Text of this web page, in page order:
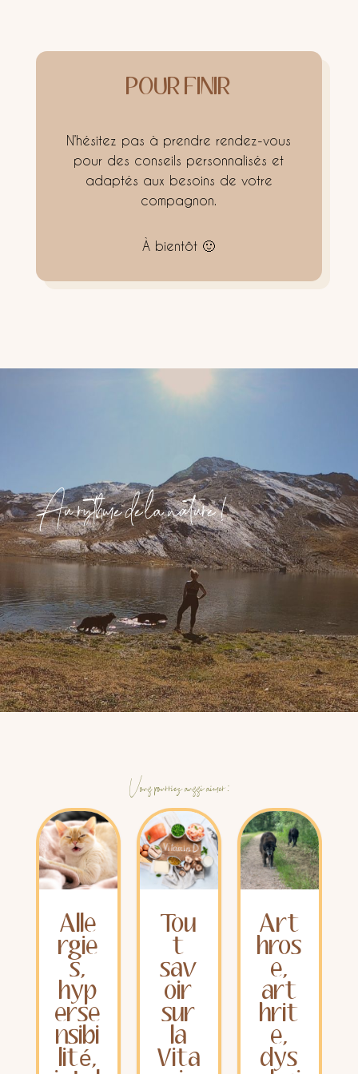
POUR FINIR
N’hésitez pas à prendre rendez-vous
pour des conseils personnalisés et
adaptés aux besoins de votre
compagnon.
À bientôt 🙂
Au rythme de la nature !
Vous pourriez aussi aimer :
Alle
rgie
s,
hyp
erse
nsibi
lité,
Tou
t
sav
oir
sur
la
Vita
Art
hros
e,
art
hrit
e,
dys